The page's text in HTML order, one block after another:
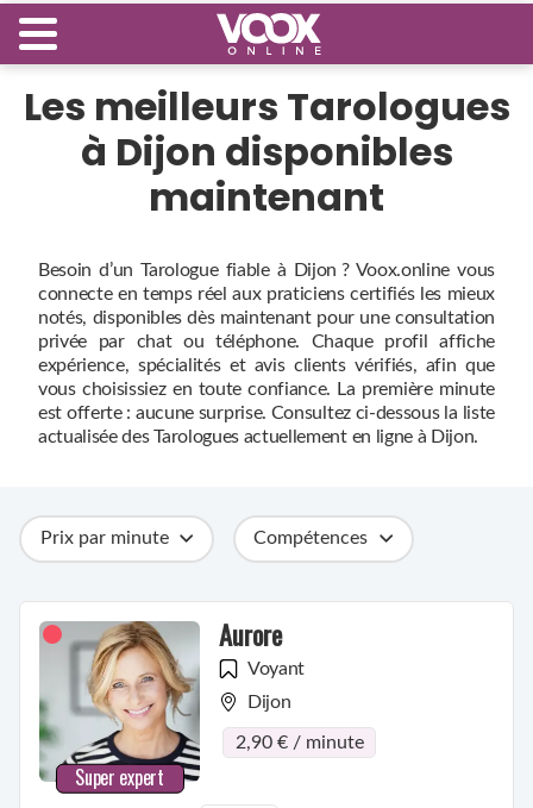
Les meilleurs Tarologues
à Dijon disponibles
maintenant
Besoin d’un Tarologue fiable à Dijon ? Voox.online vous
connecte en temps réel aux praticiens certifiés les mieux
notés, disponibles dès maintenant pour une consultation
privée par chat ou téléphone. Chaque profil affiche
expérience, spécialités et avis clients vérifiés, afin que
vous choisissiez en toute confiance. La première minute
est offerte : aucune surprise. Consultez ci‑dessous la liste
actualisée des Tarologues actuellement en ligne à Dijon.
Prix par minute
Catégories
Métiers
Compétences
Super expert
Aurore
Voyant
Dijon
2,90 € / minute